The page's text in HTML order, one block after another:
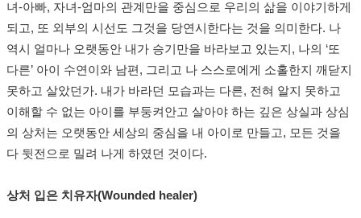
녀-아빠, 자녀-엄마의 관계만을 중심으로 우리의 삶을 이야기하게
되고, 또 외부의 시선도 그것을 당연시한다는 것을 의미한다. 나
역시 얼마나 오랫동안 내가 승기만을 바라보고 있는지, 나의 ‘또
다른’ 아이 수연이와 남편, 그리고 나 스스로에게 소홀한지 깨닫지
못하고 살았던가. 내가 바라던 모습과는 다른, 전혀 알지 못하고
이해할 수 없는 아이를 부둥켜안고 살아야 하는 깊은 상실과 상심
의 상처는 오랫동안 세상의 중심을 내 아이로 만들고, 모든 것을
다 뒷전으로 밀려 나게 하였던 것이다.
상처 입은 치유자(Wounded healer)